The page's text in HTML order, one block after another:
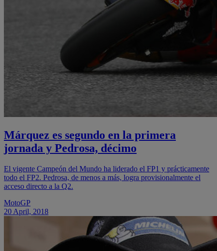
Márquez es segundo en la primera
jornada y Pedrosa, décimo
El vigente Campeón del Mundo ha liderado el FP1 y prácticamente
todo el FP2. Pedrosa, de menos a más, logra provisionalmente el
acceso directo a la Q2.
MotoGP
20 April, 2018